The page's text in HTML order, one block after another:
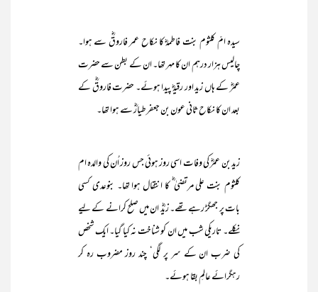
سیدہ امّ کلثوم بنت فاطمہؓ کا نکاح عمر فاروقؓ سے ہوا۔
چالیس ہزار درہم ان کا مہر تھا۔ ان کے بطن سے حضرت
عمرؓ کے ہاں زید اور رقیہؓ پیدا ہوئے۔ حضرت فاروقؓ کے
بعد ان کا نکاح ثانی عون بن جعفرطیارؓ سے ہوا تھا۔
زید بن عمرؓ کی وفات اسی روز ہوئی جس روز اُن کی والدہ ام
کلثوم بنت علی مرتضیٰ ؓ کا انتقال ہوا تھا۔ بنوعدی کسی
بات پر جھگڑ رہے تھے۔ زیدؓ ان میں صلح کرانے کے لیے
نکلے۔ تاریکی شب میں ان کو شناخت نہ کیا گیا۔ ایک شخص
کی ضرب ان کے سر پر لگی‘ چند روز مضروب رہ کر
رہگرائے عالمِ بقا ہوئے۔